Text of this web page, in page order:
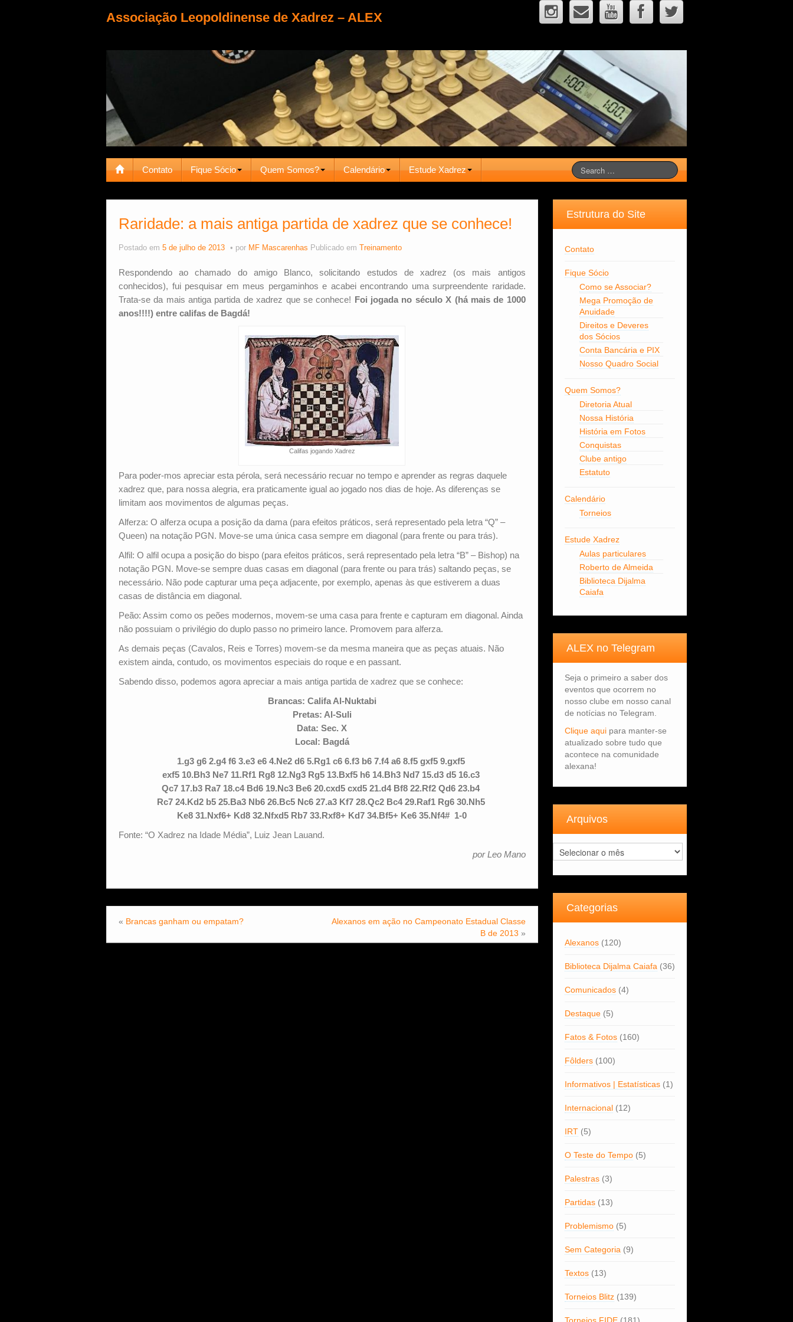
Associação Leopoldinense de Xadrez – ALEX
Contato Fique Sócio Quem Somos? Calendário Estude Xadrez
Raridade: a mais antiga partida de xadrez que se conhece!
Postado em 5 de julho de 2013 por MF Mascarenhas Publicado em Treinamento
Respondendo ao chamado do amigo Blanco, solicitando estudos de xadrez (os mais antigos
conhecidos), fui pesquisar em meus pergaminhos e acabei encontrando uma surpreendente raridade.
Trata-se da mais antiga partida de xadrez que se conhece! Foi jogada no século X (há mais de 1000
anos!!!!) entre califas de Bagdá!
Califas jogando Xadrez
Para poder-mos apreciar esta pérola, será necessário recuar no tempo e aprender as regras daquele
xadrez que, para nossa alegria, era praticamente igual ao jogado nos dias de hoje. As diferenças se
limitam aos movimentos de algumas peças.
Alferza: O alferza ocupa a posição da dama (para efeitos práticos, será representado pela letra “Q” –
Queen) na notação PGN. Move-se uma única casa sempre em diagonal (para frente ou para trás).
Alfil: O alfil ocupa a posição do bispo (para efeitos práticos, será representado pela letra “B” – Bishop) na
notação PGN. Move-se sempre duas casas em diagonal (para frente ou para trás) saltando peças, se
necessário. Não pode capturar uma peça adjacente, por exemplo, apenas às que estiverem a duas
casas de distância em diagonal.
Peão: Assim como os peões modernos, movem-se uma casa para frente e capturam em diagonal. Ainda
não possuiam o privilégio do duplo passo no primeiro lance. Promovem para alferza.
As demais peças (Cavalos, Reis e Torres) movem-se da mesma maneira que as peças atuais. Não
existem ainda, contudo, os movimentos especiais do roque e en passant.
Sabendo disso, podemos agora apreciar a mais antiga partida de xadrez que se conhece:
Brancas: Califa Al-Nuktabi
Pretas: Al-Suli
Data: Sec. X
Local: Bagdá
1.g3 g6 2.g4 f6 3.e3 e6 4.Ne2 d6 5.Rg1 c6 6.f3 b6 7.f4 a6 8.f5 gxf5 9.gxf5
exf5 10.Bh3 Ne7 11.Rf1 Rg8 12.Ng3 Rg5 13.Bxf5 h6 14.Bh3 Nd7 15.d3 d5 16.c3
Qc7 17.b3 Ra7 18.c4 Bd6 19.Nc3 Be6 20.cxd5 cxd5 21.d4 Bf8 22.Rf2 Qd6 23.b4
Rc7 24.Kd2 b5 25.Ba3 Nb6 26.Bc5 Nc6 27.a3 Kf7 28.Qc2 Bc4 29.Raf1 Rg6 30.Nh5
Ke8 31.Nxf6+ Kd8 32.Nfxd5 Rb7 33.Rxf8+ Kd7 34.Bf5+ Ke6 35.Nf4# 1-0
Fonte: “O Xadrez na Idade Média”, Luiz Jean Lauand.
por Leo Mano
« Brancas ganham ou empatam?
Alexanos em ação no Campeonato Estadual Classe
B de 2013 »
Estrutura do Site
Contato
Fique Sócio
Como se Associar?
Mega Promoção de
Anuidade
Direitos e Deveres
dos Sócios
Conta Bancária e PIX
Nosso Quadro Social
Quem Somos?
Diretoria Atual
Nossa História
História em Fotos
Conquistas
Clube antigo
Estatuto
Calendário
Torneios
Estude Xadrez
Aulas particulares
Roberto de Almeida
Biblioteca Dijalma
Caiafa
ALEX no Telegram
Seja o primeiro a saber dos
eventos que ocorrem no
nosso clube em nosso canal
de notícias no Telegram.
Clique aquipara manter-se
atualizado sobre tudo que
acontece na comunidade
alexana!
Arquivos
Arquivos
Categorias
Alexanos(120)
Biblioteca Dijalma Caiafa(36)
Comunicados(4)
Destaque(5)
Fatos & Fotos(160)
Fôlders(100)
Informativos | Estatísticas(1)
Internacional(12)
IRT(5)
O Teste do Tempo(5)
Palestras(3)
Partidas(13)
Problemismo(5)
Sem Categoria(9)
Textos(13)
Torneios Blitz(139)